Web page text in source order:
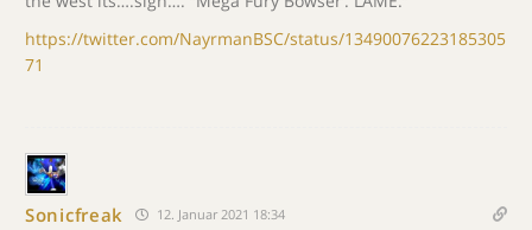
https://twitter.com/NayrmanBSC/status/13490076223185305
71
Sonicfreak 12. Januar 2021 18:34